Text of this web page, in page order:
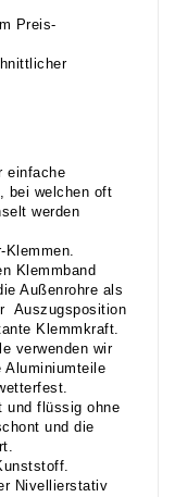
Preis-
einfache
bei welchen oft
werden
Klemmen.
Klemmband
Außenrohre als
Auszugsposition
Klemmkraft.
verwenden wir
Aluminiumteile
und flüssig ohne
und die
Nivellierstativ